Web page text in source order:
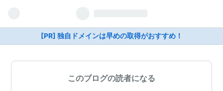
[PR] 独自ドメインは早めの取得がおすすめ！
このブログの読者になる